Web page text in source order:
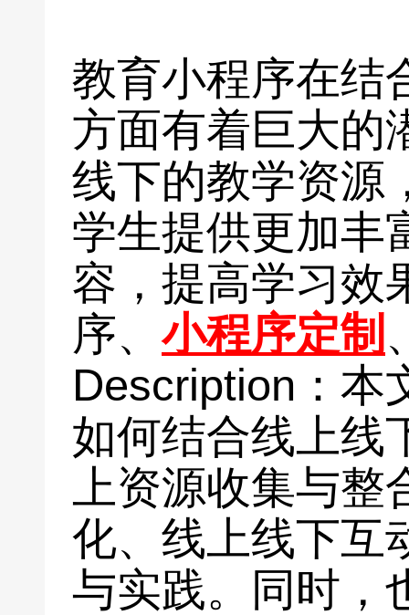
教育小程序在结
方面有着巨大的
线下的教学资源
学生提供更加丰
容，提高学习效
序、小程序定制
Description：本
如何结合线上线
上资源收集与
化、线上线下互
与实践。同时，